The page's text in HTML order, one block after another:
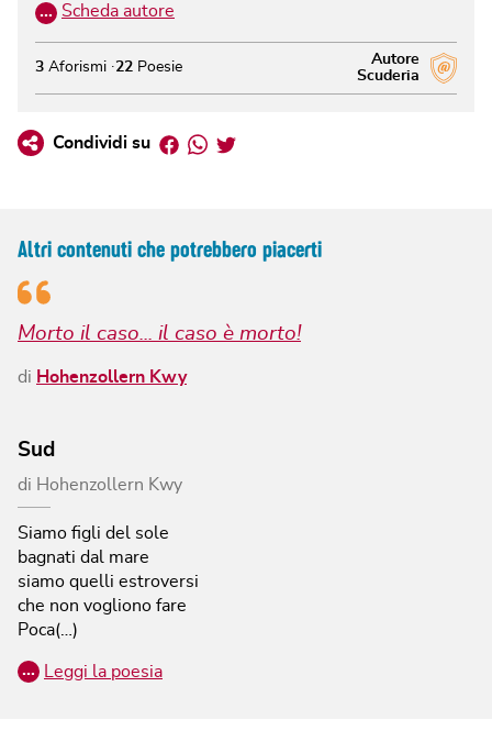
… Scheda autore
Autore
Scuderia
3 Aforismi 22 Poesie
Condividi su Facebook
Whatsapp
Twitter
Altri contenuti che potrebbero piacerti
Morto il caso... il caso è morto!
di Hohenzollern Kwy
Sud
di Hohenzollern Kwy
Siamo figli del sole
bagnati dal mare
siamo quelli estroversi
che non vogliono fare
Poca(…)
… Leggi la poesia